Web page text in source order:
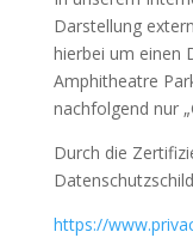
Darstellung
hierbei um einen
Amphitheatre
nachfolgend nur
Durch die
https://